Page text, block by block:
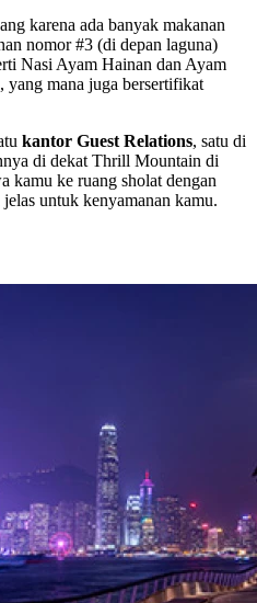
karena ada banyak makanan
nomor #3 (di depan laguna)
Nasi Ayam Hainan dan Ayam
, yang mana juga bersertifikat
kantor Guest Relations, satu di
di dekat Thrill Mountain di
kamu ke ruang sholat dengan
untuk kenyamanan kamu.